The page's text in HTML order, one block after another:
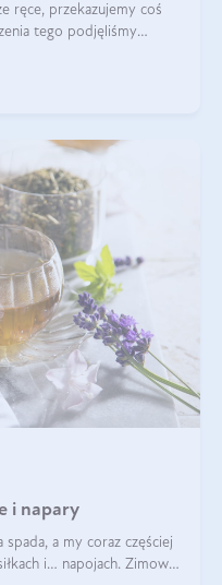
ręce, przekazujemy coś
tego podjęliśmy
i napary
spada, a my coraz częściej
i… napojach. Zimowe